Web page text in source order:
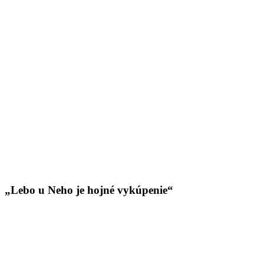
„Lebo u Neho je hojné vykúpenie“